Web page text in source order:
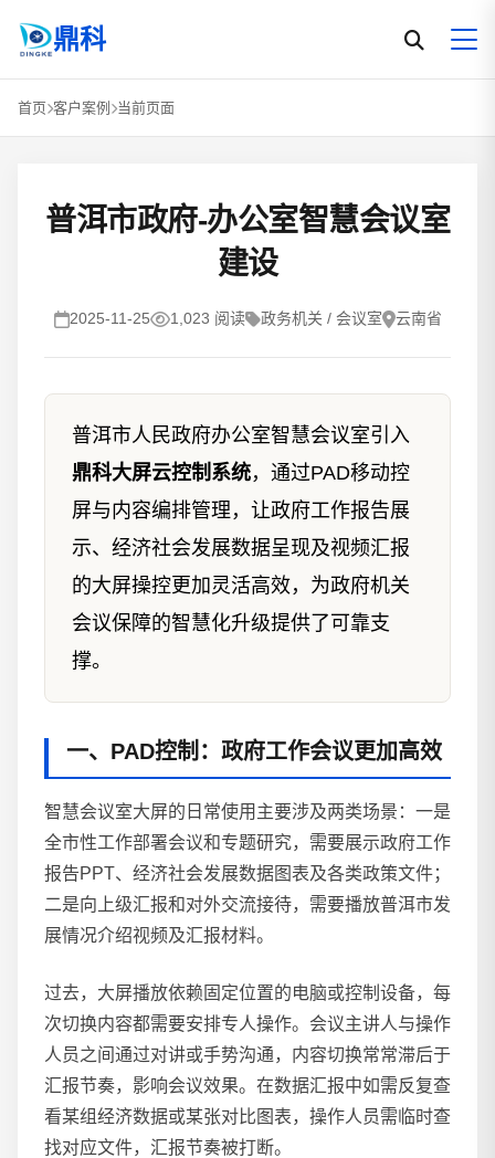
鼎科
首页 客户案例 当前页面
普洱市政府-办公室智慧会议室
建设
2025-11-25 1,023 阅读 政务机关 / 会议室 云南省
普洱市人民政府办公室智慧会议室引入
鼎科大屏云控制系统，通过PAD移动控
屏与内容编排管理，让政府工作报告展
示、经济社会发展数据呈现及视频汇报
的大屏操控更加灵活高效，为政府机关
会议保障的智慧化升级提供了可靠支
撑。
一、PAD控制：政府工作会议更加高效
智慧会议室大屏的日常使用主要涉及两类场景：一是
全市性工作部署会议和专题研究，需要展示政府工作
报告PPT、经济社会发展数据图表及各类政策文件；
二是向上级汇报和对外交流接待，需要播放普洱市发
展情况介绍视频及汇报材料。
过去，大屏播放依赖固定位置的电脑或控制设备，每
次切换内容都需要安排专人操作。会议主讲人与操作
人员之间通过对讲或手势沟通，内容切换常常滞后于
汇报节奏，影响会议效果。在数据汇报中如需反复查
看某组经济数据或某张对比图表，操作人员需临时查
找对应文件，汇报节奏被打断。